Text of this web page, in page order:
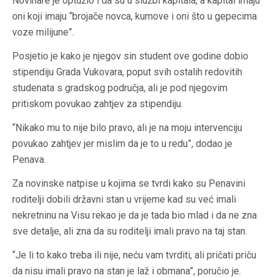
oni koji imaju “brojače novca, kumove i oni što u gepecima
voze milijune”.
Posjetio je kako je njegov sin student ove godine dobio
stipendiju Grada Vukovara, poput svih ostalih redovitih
studenata s gradskog područja, ali je pod njegovim
pritiskom povukao zahtjev za stipendiju.
“Nikako mu to nije bilo pravo, ali je na moju intervenciju
povukao zahtjev jer mislim da je to u redu”, dodao je
Penava.
Za novinske natpise u kojima se tvrdi kako su Penavini
roditelji dobili državni stan u vrijeme kad su već imali
nekretninu na Visu rekao je da je tada bio mlad i da ne zna
sve detalje, ali zna da su roditelji imali pravo na taj stan.
“Je li to kako treba ili nije, neću vam tvrditi, ali pričati priču
da nisu imali pravo na stan je laž i obmana”, poručio je.